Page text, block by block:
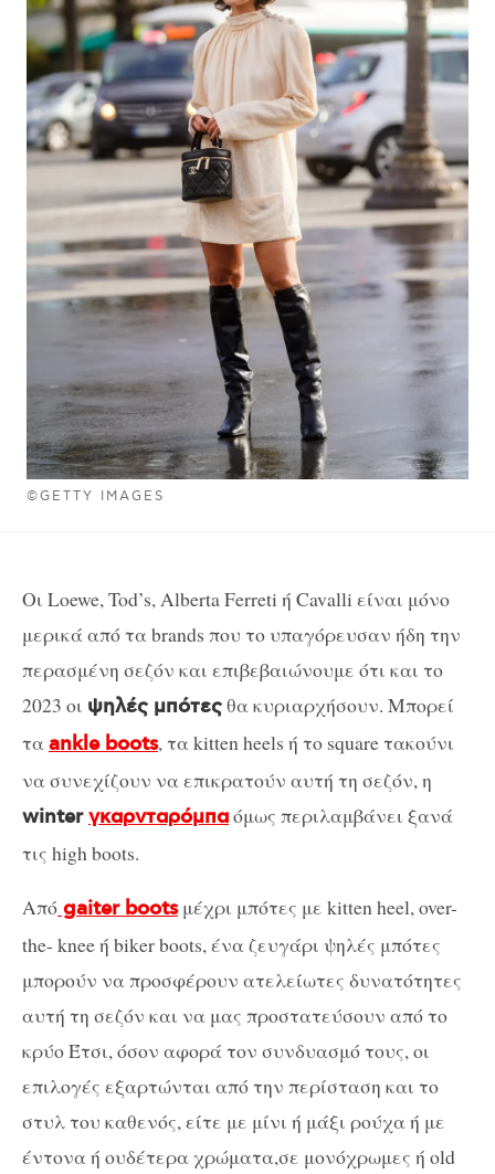
©GETTY IMAGES
Οι Loewe, Tod’s, Alberta Ferreti ή Cavalli είναι μόνο
μερικά από τα brands που το υπαγόρευσαν ήδη την
περασμένη σεζόν και επιβεβαιώνουμε ότι και το
2023 οι ψηλές μπότεςθα κυριαρχήσουν. Μπορεί
ταankle boots, τα kitten heels ή το square τακούνι
να συνεχίζουν να επικρατούν αυτή τη σεζόν, η
winterγκαρνταρόμπαόμως περιλαμβάνει ξανά
τις high boots.
Από gaiter bootsμέχρι μπότες με kitten heel, over-
the- knee ή biker boots, ένα ζευγάρι ψηλές μπότες
μπορούν να προσφέρουν ατελείωτες δυνατότητες
αυτή τη σεζόν και να μας προστατεύσουν από το
κρύο Έτσι, όσον αφορά τον συνδυασμό τους, οι
επιλογές εξαρτώνται από την περίσταση και το
στυλ του καθενός, είτε με μίνι ή μάξι ρούχα ή με
έντονα ή ουδέτερα χρώματα,σε μονόχρωμες ή old